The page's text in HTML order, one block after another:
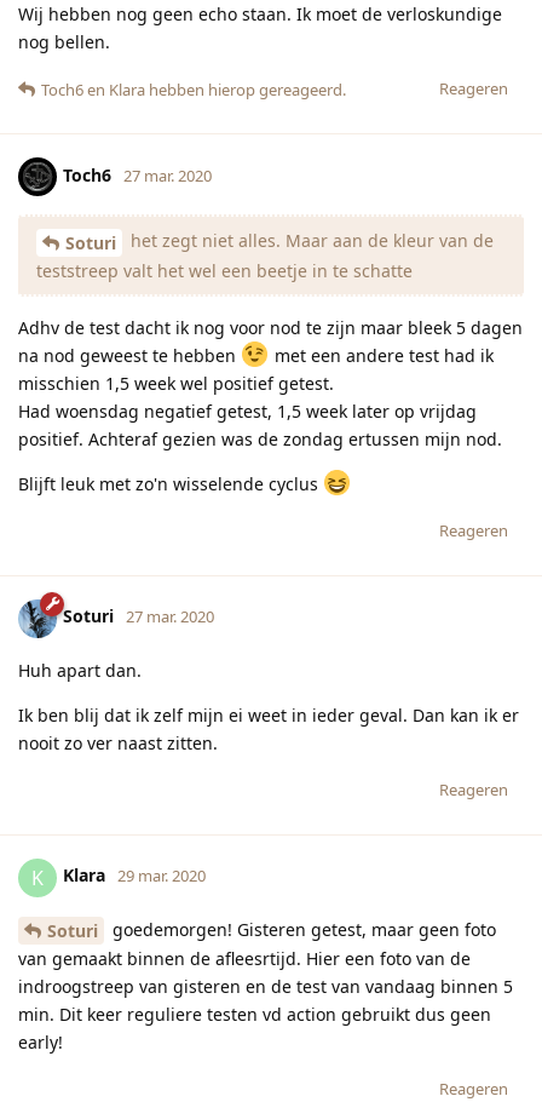
Wij hebben nog geen echo staan. Ik moet de verloskundige
nog bellen.
Reageren
Toch6en Klara hebben hierop gereageerd.
Toch6 27 mar. 2020
Soturi
het zegt niet alles. Maar aan de kleur van de
teststreep valt het wel een beetje in te schatte
Adhv de test dacht ik nog voor nod te zijn maar bleek 5 dagen
na nod geweest te hebben
met een andere test had ik
misschien 1,5 week wel positief getest.
Had woensdag negatief getest, 1,5 week later op vrijdag
positief. Achteraf gezien was de zondag ertussen mijn nod.
Blijft leuk met zo'n wisselende cyclus
Reageren
Soturi 27 mar. 2020
Huh apart dan.
Ik ben blij dat ik zelf mijn ei weet in ieder geval. Dan kan ik er
nooit zo ver naast zitten.
Reageren
K Klara 29 mar. 2020
Soturi
goedemorgen! Gisteren getest, maar geen foto
van gemaakt binnen de afleesrtijd. Hier een foto van de
indroogstreep van gisteren en de test van vandaag binnen 5
min. Dit keer reguliere testen vd action gebruikt dus geen
early!
Reageren